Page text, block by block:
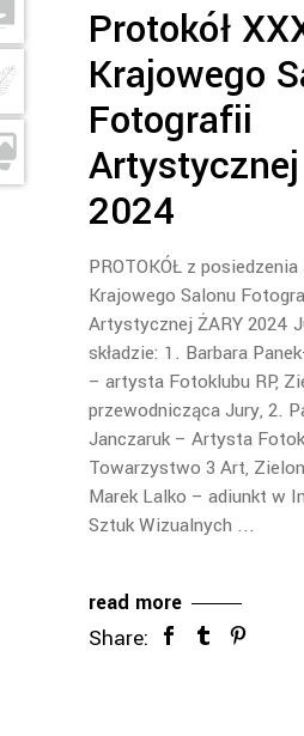
Protokół
Krajowego
Fotografii
2024
PROTOKÓŁ z
Krajowego Salonu
Artystycznej ŻARY 2024
składzie: 1. Barbara
– artysta Fotoklubu RP,
przewodnicząca Jury, 2.
Janczaruk – Artysta
Towarzystwo 3 Art,
Marek Lalko – adiunkt w
Sztuk Wizualnych
read more
Share: